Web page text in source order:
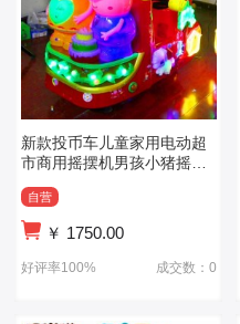
新款投币车儿童家用电动超
市商用摇摆机男孩小猪摇摇
自营
￥ 1750.00
好评率100% 成交数：0